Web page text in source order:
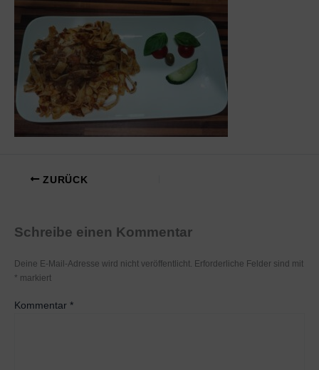
ZURÜCK
Schreibe einen Kommentar
Deine E-Mail-Adresse wird nicht veröffentlicht. Erforderliche Felder sind mit
* markiert
Kommentar *